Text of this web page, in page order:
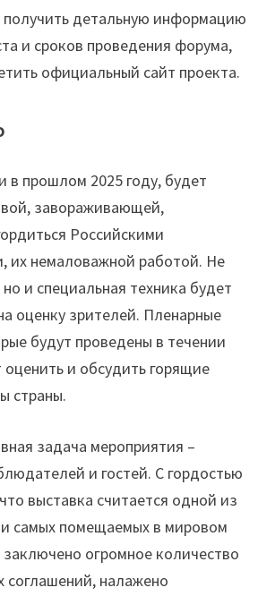
детальную информацию
и сроков проведения форума,
официальный cайт проекта.
в прошлом 2025 году, будет
завораживающей,
Российскими
их немаловажной работой. Не
и специальная техника будет
оценку зрителей. Пленарные
будут проведены в течении
оценить и обсудить горящие
страны.
задача мероприятия –
и гостей. С гордостью
выставка считается одной из
самых помещаемых в мировом
огромное количество
соглашений, налажено